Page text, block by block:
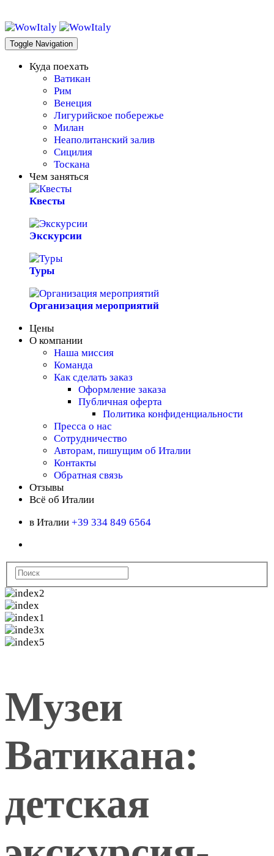
Toggle Navigation
Куда поехать
Ватикан
Рим
Венеция
Лигурийское побережье
Милан
Неаполитанский залив
Сицилия
Тоскана
Чем заняться
Квесты
Экскурсии
Туры
Организация мероприятий
Цены
О компании
Наша миссия
Команда
Как сделать заказ
Оформление заказа
Публичная оферта
Политика конфиденциальности
Пресса о нас
Сотрудничество
Авторам, пишущим об Италии
Контакты
Обратная связь
Отзывы
Всё об Италии
в Италии +39 334 849 6564
Музеи
Ватикана:
детская